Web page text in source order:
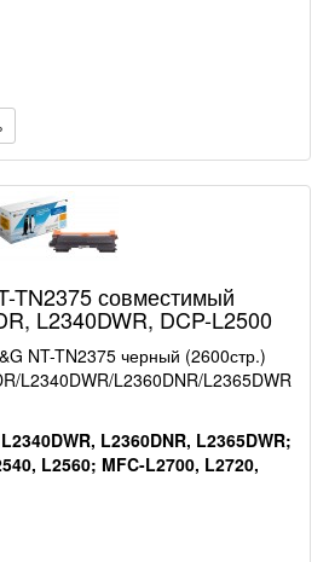
TN2375 совместимый
L2340DWR, DCP-L2500
NT-TN2375 черный (2600стр.)
L2340DWR/L2360DNR/L2365DWR
L2360DNR, L2365DWR;
L2560; MFC-L2700, L2720,